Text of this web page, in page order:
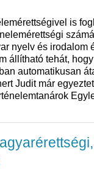
is
nyelv és irodalom
állítható tehát,
automatikusan
Judit már